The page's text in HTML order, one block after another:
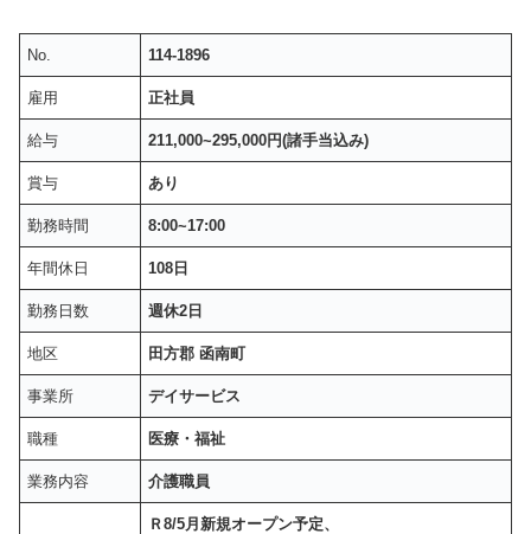
No. 114-1896
雇用 正社員
給与 211,000~295,000円(諸手当込み)
賞与 あり
勤務時間 8:00~17:00
年間休日 108日
勤務日数 週休2日
地区 田方郡 函南町
事業所 デイサービス
職種 医療・福祉
業務内容 介護職員
Ｒ8/5月新規オープン予定、